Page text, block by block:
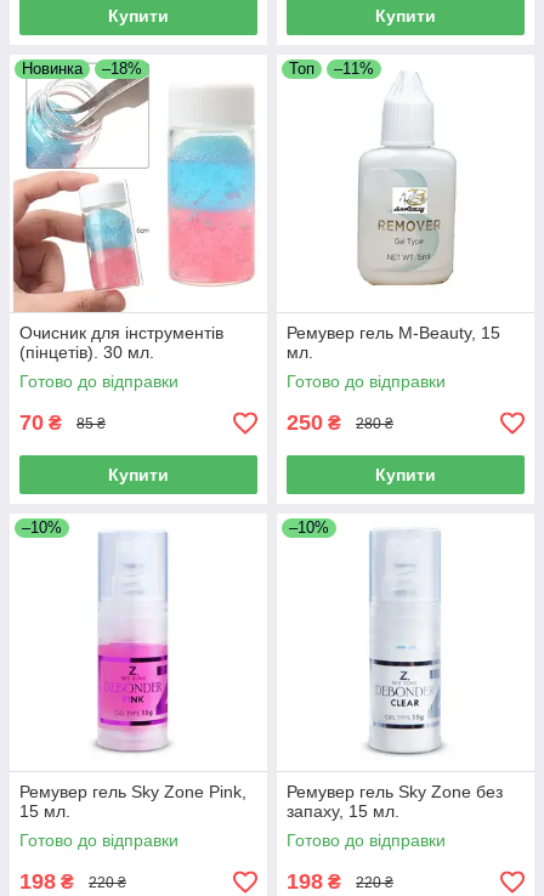
Купити Купити
Новинка –18%
Очисник для інструментів
(пінцетів). 30 мл.
Готово до відправки
70 ₴ 85 ₴
Купити
Топ –11%
Ремувер гель M-Beauty, 15
мл.
Готово до відправки
250 ₴ 280 ₴
Купити
–10%
Ремувер гель Sky Zone Pink,
15 мл.
Готово до відправки
198 ₴ 220 ₴
–10%
Ремувер гель Sky Zone без
запаху, 15 мл.
Готово до відправки
198 ₴ 220 ₴